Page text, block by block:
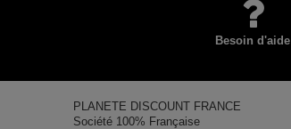
Besoin d'aide
PLANETE DISCOUNT FRANCE
Société 100% Française